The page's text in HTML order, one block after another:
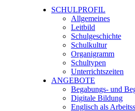
SCHULPROFIL
Allgemeines
Leitbild
Schulgeschichte
Schulkultur
Organigramm
Schultypen
Unterrichtszeiten
ANGEBOTE
Begabungs- und
Digitale Bildung
Englisch als